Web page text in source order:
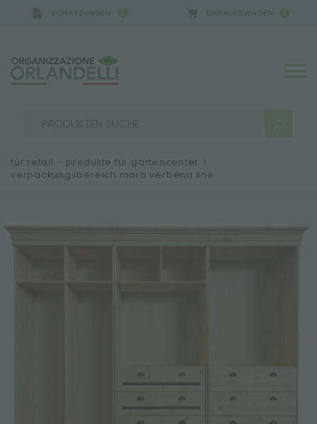
0 0
für retail – produkte für gartencenter >
verpackungsbereich mara verbena line